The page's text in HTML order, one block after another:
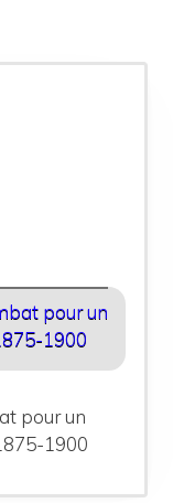
pour un
1900
pour un
1900